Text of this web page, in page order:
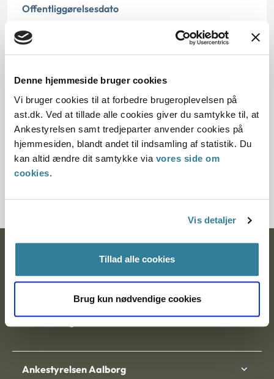
Denne hjemmeside bruger cookies
Vi bruger cookies til at forbedre brugeroplevelsen på
ast.dk. Ved at tillade alle cookies giver du samtykke til, at
Ankestyrelsen samt tredjeparter anvender cookies på
hjemmesiden, blandt andet til indsamling af statistik. Du
kan altid ændre dit samtykke via vores side om
cookies.
Vis detaljer
Tillad alle cookies
Brug kun nødvendige cookies
Offentliggørelsesdato
10.07.2013
2015, da den er erstattet af principafgørelse 5-15.
Paragraf
§ 97 § 98 § 1 § 19 § 113 § 17
Journalnummer
Postadresse:
Ankestyrelsen Aalborg